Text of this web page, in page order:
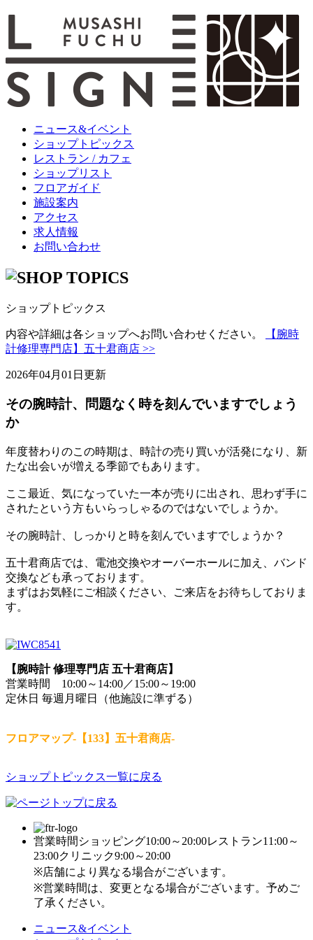
ニュース&イベント
ショップトピックス
レストラン / カフェ
ショップリスト
フロアガイド
施設案内
アクセス
求人情報
お問い合わせ
ショップトピックス
内容や詳細は各ショップへお問い合わせください。
【腕時
計修理専門店】五十君商店 >>
2026年04月01日更新
その腕時計、問題なく時を刻んでいますでしょう
か
年度替わりのこの時期は、時計の売り買いが活発になり、新
たな出会いが増える季節でもあります。
ここ最近、気になっていた一本が売りに出され、思わず手に
されたという方もいらっしゃるのではないでしょうか。
その腕時計、しっかりと時を刻んでいますでしょうか？
五十君商店では、電池交換やオーバーホールに加え、バンド
交換なども承っております。
まずはお気軽にご相談ください、ご来店をお待ちしておりま
す。
【腕時計 修理専門店 五十君商店】
営業時間 10:00～14:00／15:00～19:00
定休日 毎週月曜日（他施設に準ずる）
フロアマップ-【133】五十君商店-
ショップトピックス一覧に戻る
営業時間 ショッピング10:00～20:00レストラン11:00～
23:00クリニック9:00～20:00
※店舗により異なる場合がございます。
※営業時間は、変更となる場合がございます。予めご
了承ください。
ニュース&イベント